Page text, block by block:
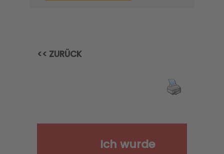
<< ZURÜCK
Ich wurde